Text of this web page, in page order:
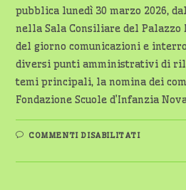
pubblica lunedì 30 marzo 2026,
nella Sala Consiliare del Palazzo
del giorno comunicazioni e
diversi punti amministrativi di
temi principali, la nomina dei
Fondazione Scuole d’Infanzia
COMMENTI DISABILITATISU
A